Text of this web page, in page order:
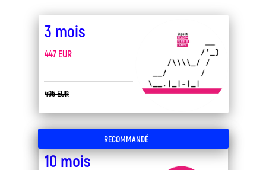
10 mois
3 mois
447 EUR
495 EUR
RECOMMANDÉ